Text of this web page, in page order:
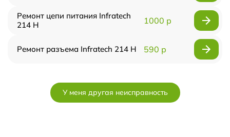
Ремонт цепи питания Infratech
214 Н
1000 р
Ремонт разъема Infratech 214 Н 590 р
У меня другая неисправность